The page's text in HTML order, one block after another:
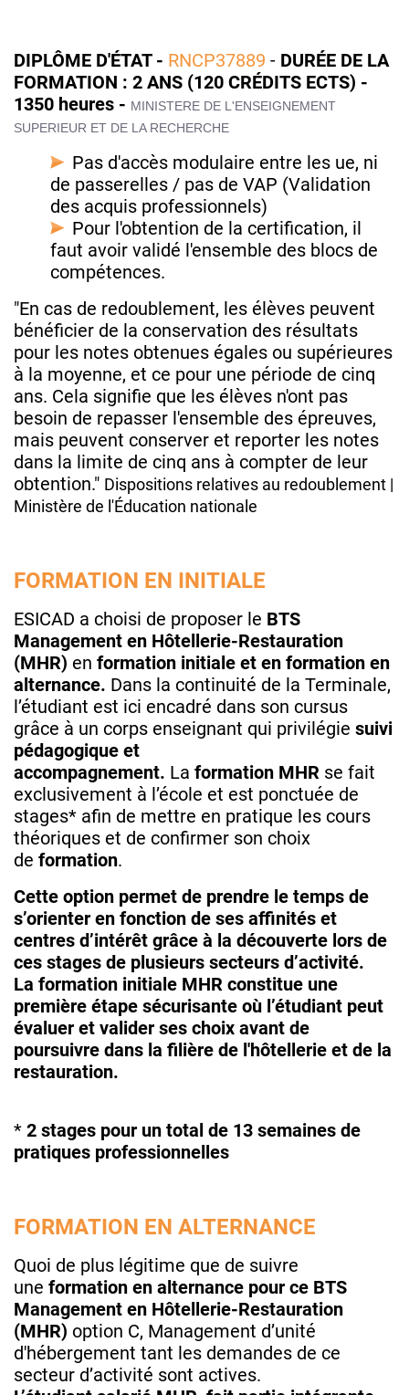
DIPLÔME D'ÉTAT - RNCP37889 - DURÉE DE LA
FORMATION : 2 ANS (120 CRÉDITS ECTS) -
1350 heures - MINISTERE DE L'ENSEIGNEMENT
SUPERIEUR ET DE LA RECHERCHE
Pas d'accès modulaire entre les ue, ni
de passerelles / pas de VAP (Validation
des acquis professionnels)
Pour l'obtention de la certification, il
faut avoir validé l'ensemble des blocs de
compétences.
"En cas de redoublement, les élèves peuvent
bénéficier de la conservation des résultats
pour les notes obtenues égales ou supérieures
à la moyenne, et ce pour une période de cinq
ans. Cela signifie que les élèves n'ont pas
besoin de repasser l'ensemble des épreuves,
mais peuvent conserver et reporter les notes
dans la limite de cinq ans à compter de leur
obtention." Dispositions relatives au redoublement |
Ministère de l'Éducation nationale
FORMATION EN INITIALE
ESICAD a choisi de proposer le BTS
Management en Hôtellerie-Restauration
(MHR) en formation initiale et en formation en
alternance. Dans la continuité de la Terminale,
l’étudiant est ici encadré dans son cursus
grâce à un corps enseignant qui privilégie suivi
pédagogique et
accompagnement. La formation MHR se fait
exclusivement à l’école et est ponctuée de
stages* afin de mettre en pratique les cours
théoriques et de confirmer son choix
de formation.
Cette option permet de prendre le temps de
s’orienter en fonction de ses affinités et
centres d’intérêt grâce à la découverte lors de
ces stages de plusieurs secteurs d’activité.
La formation initiale MHR constitue une
première étape sécurisante où l’étudiant peut
évaluer et valider ses choix avant de
poursuivre dans la filière de l'hôtellerie et de la
restauration.
* 2 stages pour un total de 13 semaines de
pratiques professionnelles
FORMATION EN ALTERNANCE
Quoi de plus légitime que de suivre
une formation en alternance pour ce BTS
Management en Hôtellerie-Restauration
(MHR) option C, Management d’unité
d'hébergement tant les demandes de ce
secteur d’activité sont actives.